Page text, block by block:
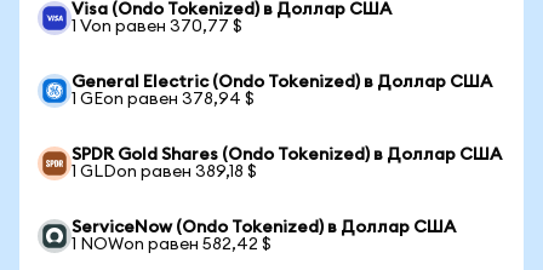
Visa (Ondo Tokenized) в Доллар США
1 Von равен 370,77 $
General Electric (Ondo Tokenized) в Доллар США
1 GEon равен 378,94 $
SPDR Gold Shares (Ondo Tokenized) в Доллар США
1 GLDon равен 389,18 $
ServiceNow (Ondo Tokenized) в Доллар США
1 NOWon равен 582,42 $